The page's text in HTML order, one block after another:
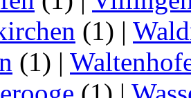
(1) |
(1) |